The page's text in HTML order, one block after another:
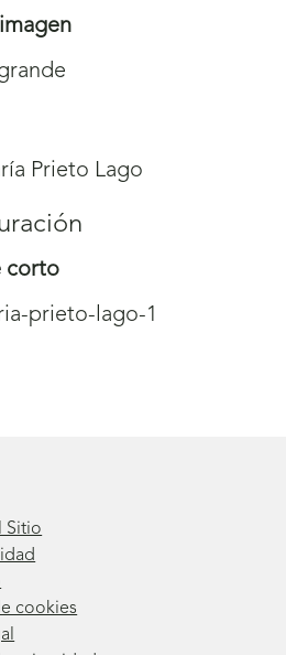
Prieto Lago
corto
prieto-lago-1
Sitio
cookies